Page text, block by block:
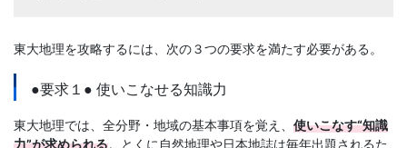
東大地理を攻略するには、次の３つの要求を満たす必要がある。
●要求１● 使いこなせる知識力
東大地理では、全分野・地域の基本事項を覚え、 使いこなす“知識
力”が求められる。とくに自然地理や日本地誌は毎年出題されるた